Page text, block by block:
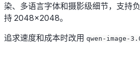
染、多语言字体和摄影级细节，支持
持 2048×2048。
追求速度和成本时改用 qwen-image-